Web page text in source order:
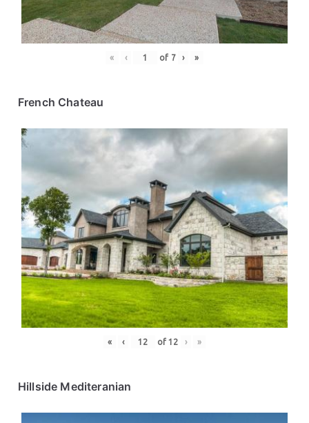
« ‹ of 7 › »
French Chateau
« ‹ of12 › »
Hillside Mediteranian